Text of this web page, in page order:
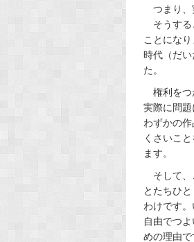
つまり、
そうする
ことにな
時代（だ
た。
権利をつ
実際に問
わずかの
くさいこ
ます。
そして、
とたちひ
わけです
自由でつ
めの理由で